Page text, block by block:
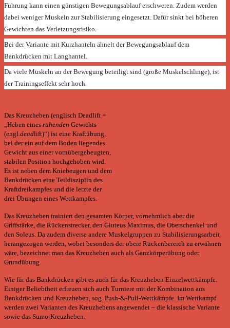
Führung kann einen günstigen Bewegungsablauf erschweren. Zudem werden
dabei weniger Muskeln zur Stabilisierung eingesetzt. Dafür sinkt bei höheren
Gewichten das Verletzungsrisiko.
Bei der Variante mit Kurzhanteln ähnelt der Bewegungsablauf dem
Bankdrücken mit Langhantel.
Da viele Muskeln an der Bewegung beteiligt sind (große Muskelschlinge), ist
der Trainingseffekt sehr hoch.
Das Kreuzheben (englisch Deadlift =
„Heben eines ruhenden Gewichts
(engl.deadlift)“) ist eine Kraftübung,
bei der ein auf dem Boden liegendes
Gewicht aus einer vornübergebeugten,
stabilen Position hochgehoben wird.
Es ist neben dem Kniebeugen und dem
Bankdrücken eine Teildisziplin des
Kraftdreikampfes und die letzte der
drei Übungen eines Wettkampfes.
Das Kreuzheben trainiert den gesamten Körper, vornehmlich aber die
Griffstärke, die Rückenstrecker, den Gluteus Maximus, die Oberschenkel und
den Soleus. Da zudem diverse andere Muskelgruppen zu Stabilisierungsarbeit
herangezogen werden, wobei besonders der obere Rückenbereich zu erwähnen
wäre, bezeichnet man das Kreuzheben auch als Ganzkörperübung oder
Grundübung.
Wie für das Bankdrücken gibt es auch für das Kreuzheben Einzelwettkämpfe.
Einiger Beliebtheit erfreuen sich auch Turniere mit der Kombination aus
Bankdrücken und Kreuzheben, sog. Push-&-Pull-Wettkämpfe. Im Wettkampf
werden zwei Varianten des Kreuzhebens angewendet – die klassische Variante
sowie das Sumo-Kreuzheben.